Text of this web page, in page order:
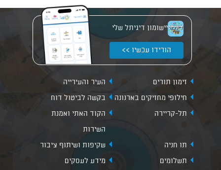
יישומון דיגיתל שלי
הורידו עכשיו >>
זימון תורים
העיר והעירייה
חילופי מחזיקים בארנונה
בקשה לביטול דוח
תל-קריירה
הקוד האתי ואמנת
השירות
תו חניה
שקיפות ושיתוף ציבור
תשלומים
מידע לעסקים